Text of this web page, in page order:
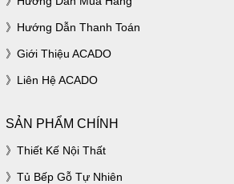
Hướng Dẫn Thanh Toán
Giới Thiệu ACADO
Liên Hệ ACADO
SẢN PHẨM CHÍNH
Thiết Kế Nội Thất
Tủ Bếp Gỗ Tự Nhiên